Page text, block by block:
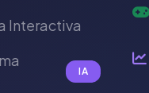
Interactiva
IA